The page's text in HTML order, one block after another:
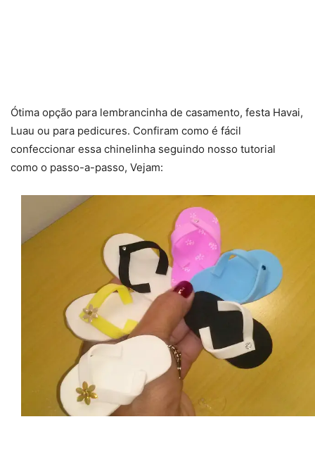
Ótima opção para lembrancinha de casamento, festa Havai,
Luau ou para pedicures. Confiram como é fácil
confeccionar essa chinelinha seguindo nosso tutorial
como o passo-a-passo, Vejam: